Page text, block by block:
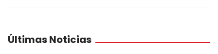
Últimas Noticias